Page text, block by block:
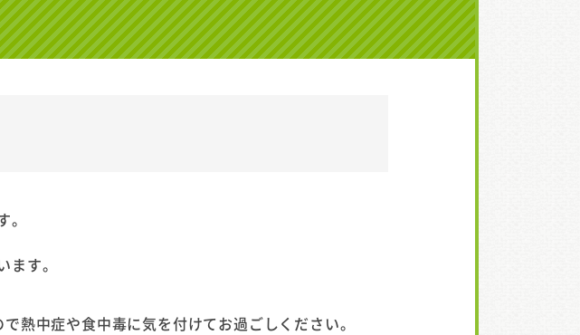
す。
熱中症や食中毒に気を付けてお過ごしください。